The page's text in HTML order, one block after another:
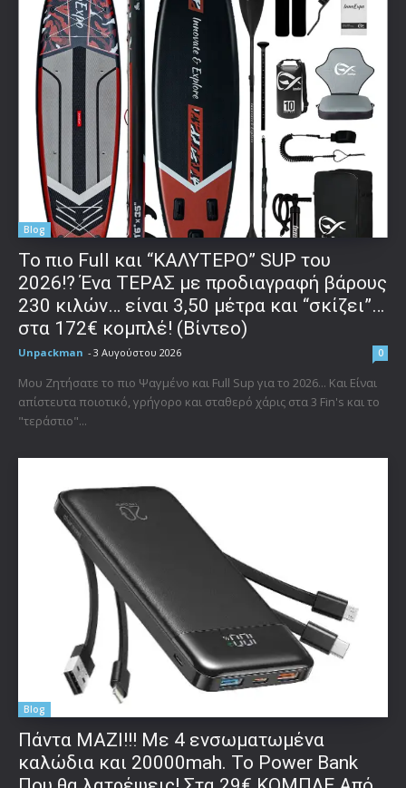
Blog
To πιο Full και “ΚΑΛΥΤΕΡΟ” SUP του
2026!? Ένα ΤΕΡΑΣ με προδιαγραφή βάρους
230 κιλών… είναι 3,50 μέτρα και “σκίζει”…
στα 172€ κομπλέ! (Βίντεο)
Unpackman - 3 Αυγούστου 2026 0
Μου Ζητήσατε το πιο Ψαγμένο και Full Sup για το 2026... Και Είναι
απίστευτα ποιοτικό, γρήγορο και σταθερό χάρις στα 3 Fin's και το
"τεράστιο"...
Blog
Πάντα ΜΑΖΙ!!! Με 4 ενσωματωμένα
καλώδια και 20000mah. Το Power Bank